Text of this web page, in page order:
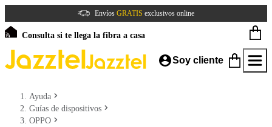
Envíos GRATIS exclusivos online
Consulta si te llega la fibra a casa
Soy cliente
Ayuda
Guías de dispositivos
OPPO